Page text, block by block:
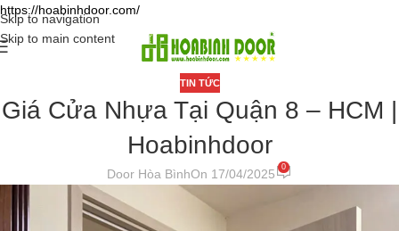
https://hoabinhdoor.com/
Skip to navigation
Skip to main content
TIN TỨC
Giá Cửa Nhựa Tại Quận 8 – HCM |
Hoabinhdoor
Door Hòa BìnhOn 17/04/2025 0